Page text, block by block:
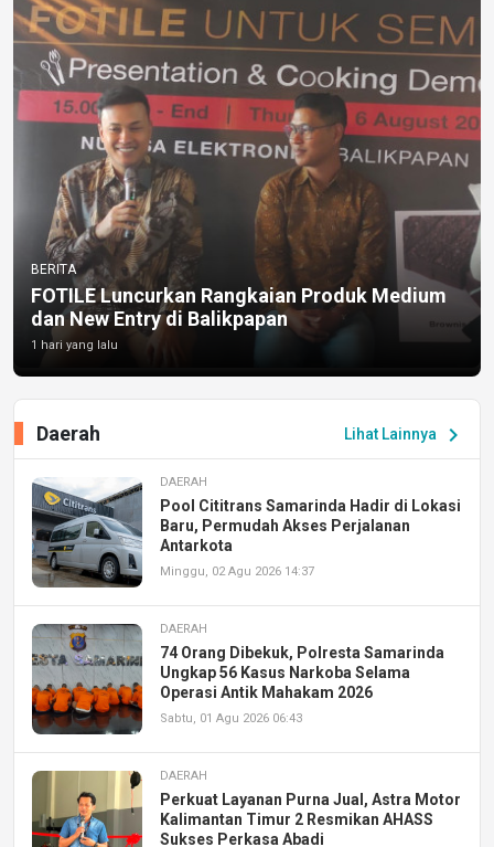
BERITA
FOTILE Luncurkan Rangkaian Produk Medium
dan New Entry di Balikpapan
1 hari yang lalu
Lihat Lainnya chevron_right
Daerah
DAERAH
Pool Cititrans Samarinda Hadir di Lokasi
Baru, Permudah Akses Perjalanan
Antarkota
Minggu, 02 Agu 2026 14:37
DAERAH
74 Orang Dibekuk, Polresta Samarinda
Ungkap 56 Kasus Narkoba Selama
Operasi Antik Mahakam 2026
Sabtu, 01 Agu 2026 06:43
DAERAH
Perkuat Layanan Purna Jual, Astra Motor
Kalimantan Timur 2 Resmikan AHASS
Sukses Perkasa Abadi